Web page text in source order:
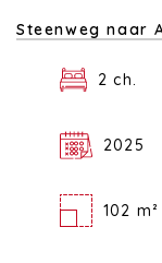
Steenweg naar
2 ch.
2025
102 m²